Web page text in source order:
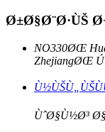
Ø±Ø§Ø¨Ø·ÙŠ
NO330ØŒ
ZhejiangØŒ
ÙˆØ§Ù½Ø³